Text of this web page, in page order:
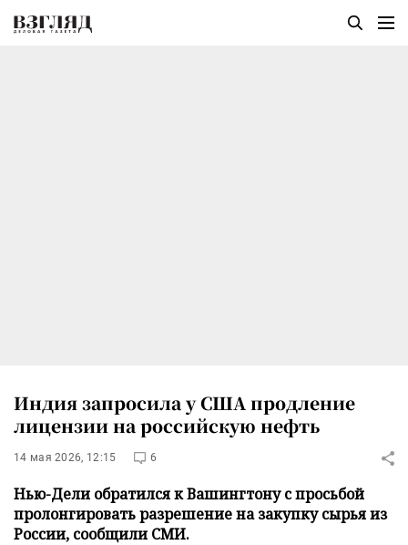
Индия запросила у США продление
лицензии на российскую нефть
14 мая 2026, 12:15 6
Нью-Дели обратился к Вашингтону с просьбой
пролонгировать разрешение на закупку сырья из
России, сообщили СМИ.